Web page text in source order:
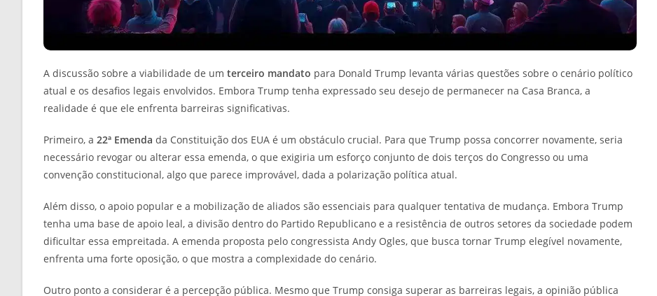
A discussão sobre a viabilidade de um terceiro mandato para Donald Trump levanta várias questões sobre o cenário político
atual e os desafios legais envolvidos. Embora Trump tenha expressado seu desejo de permanecer na Casa Branca, a
realidade é que ele enfrenta barreiras significativas.
Primeiro, a 22ª Emenda da Constituição dos EUA é um obstáculo crucial. Para que Trump possa concorrer novamente, seria
necessário revogar ou alterar essa emenda, o que exigiria um esforço conjunto de dois terços do Congresso ou uma
convenção constitucional, algo que parece improvável, dada a polarização política atual.
Além disso, o apoio popular e a mobilização de aliados são essenciais para qualquer tentativa de mudança. Embora Trump
tenha uma base de apoio leal, a divisão dentro do Partido Republicano e a resistência de outros setores da sociedade podem
dificultar essa empreitada. A emenda proposta pelo congressista Andy Ogles, que busca tornar Trump elegível novamente,
enfrenta uma forte oposição, o que mostra a complexidade do cenário.
Outro ponto a considerar é a percepção pública. Mesmo que Trump consiga superar as barreiras legais, a opinião pública